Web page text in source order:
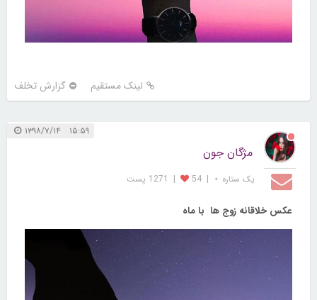
لینک مستقیم گزارش تخلف
۱۵:۵۹ ۱۳۹۸/۷/۱۴
مژگان جون
یک ستاره ⋆ |
54
| 1271 پست
عکس خلاقانه زوج ها با ماه